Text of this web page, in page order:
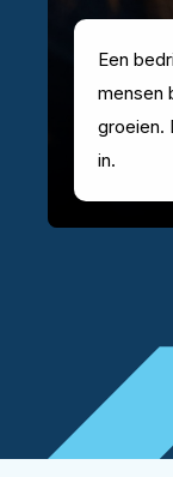
Een
mensen
groeien.
in.